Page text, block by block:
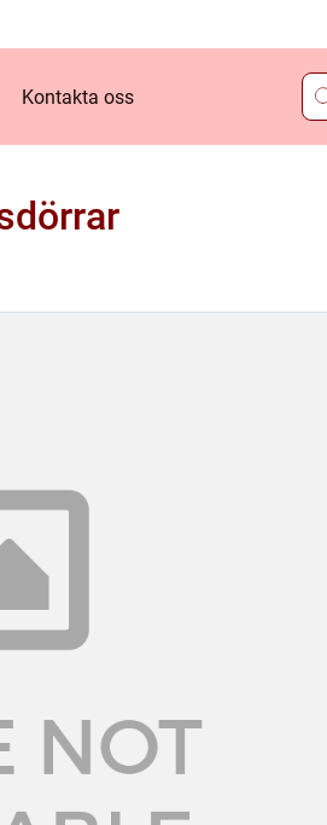
Kontakta oss